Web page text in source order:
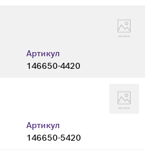
Артикул
146650-4420
Артикул
146650-5420